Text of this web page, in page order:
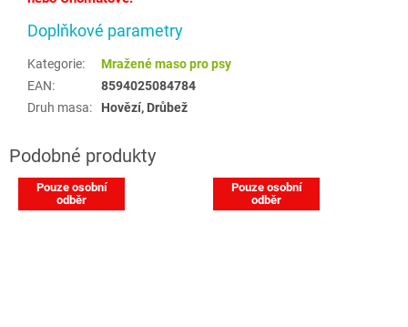
Doplňkové parametry
Kategorie:
Mražené maso pro psy
EAN:
8594025084784
Druh masa: Hovězí, Drůbež
Pouze osobní
odběr
Pouze osobní
odběr